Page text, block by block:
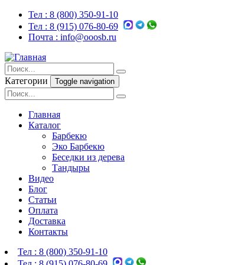
Тел : 8 (800) 350-91-10
Тел : 8 (915) 076-80-69
Почта : info@ooosb.ru
Категории Toggle navigation
Главная
Каталог
Барбекю
Эко Барбекю
Беседки из дерева
Тандыры
Видео
Блог
Статьи
Оплата
Доставка
Контакты
Тел : 8 (800) 350-91-10